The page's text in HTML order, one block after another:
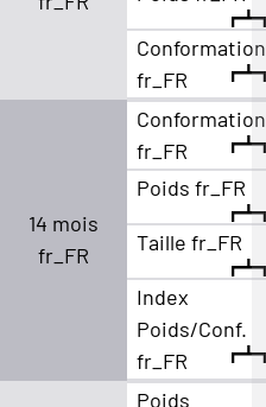
Conformation
fr_FR
14 mois
fr_FR
Conformation
fr_FR
Poids fr_FR
Taille fr_FR
Index
Poids/Conf.
fr_FR
Poids